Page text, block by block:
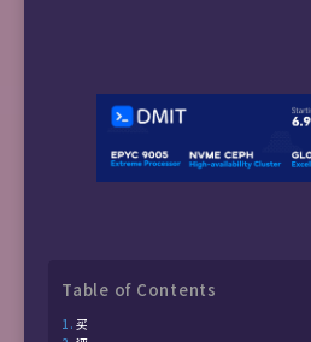
Table of Contents
买